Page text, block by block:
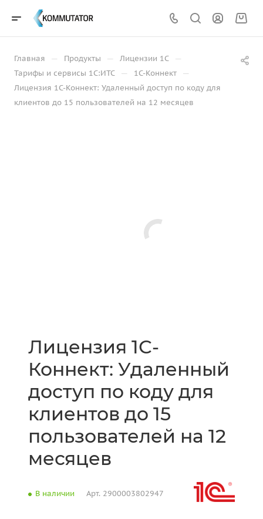
Главная — Продукты — Лицензии 1С —
Тарифы и сервисы 1С:ИТС — 1С-Коннект —
Лицензия 1С-Коннект: Удаленный доступ по коду для
клиентов до 15 пользователей на 12 месяцев
Лицензия 1С-
Коннект: Удаленный
доступ по коду для
клиентов до 15
пользователей на 12
месяцев
В наличии Арт. 2900003802947